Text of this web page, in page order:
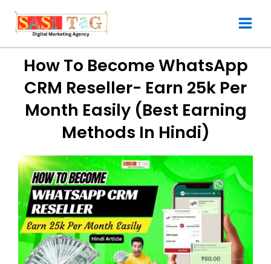
content
How To Become WhatsApp
CRM Reseller- Earn 25k Per
Month Easily (Best Earning
Methods In Hindi)